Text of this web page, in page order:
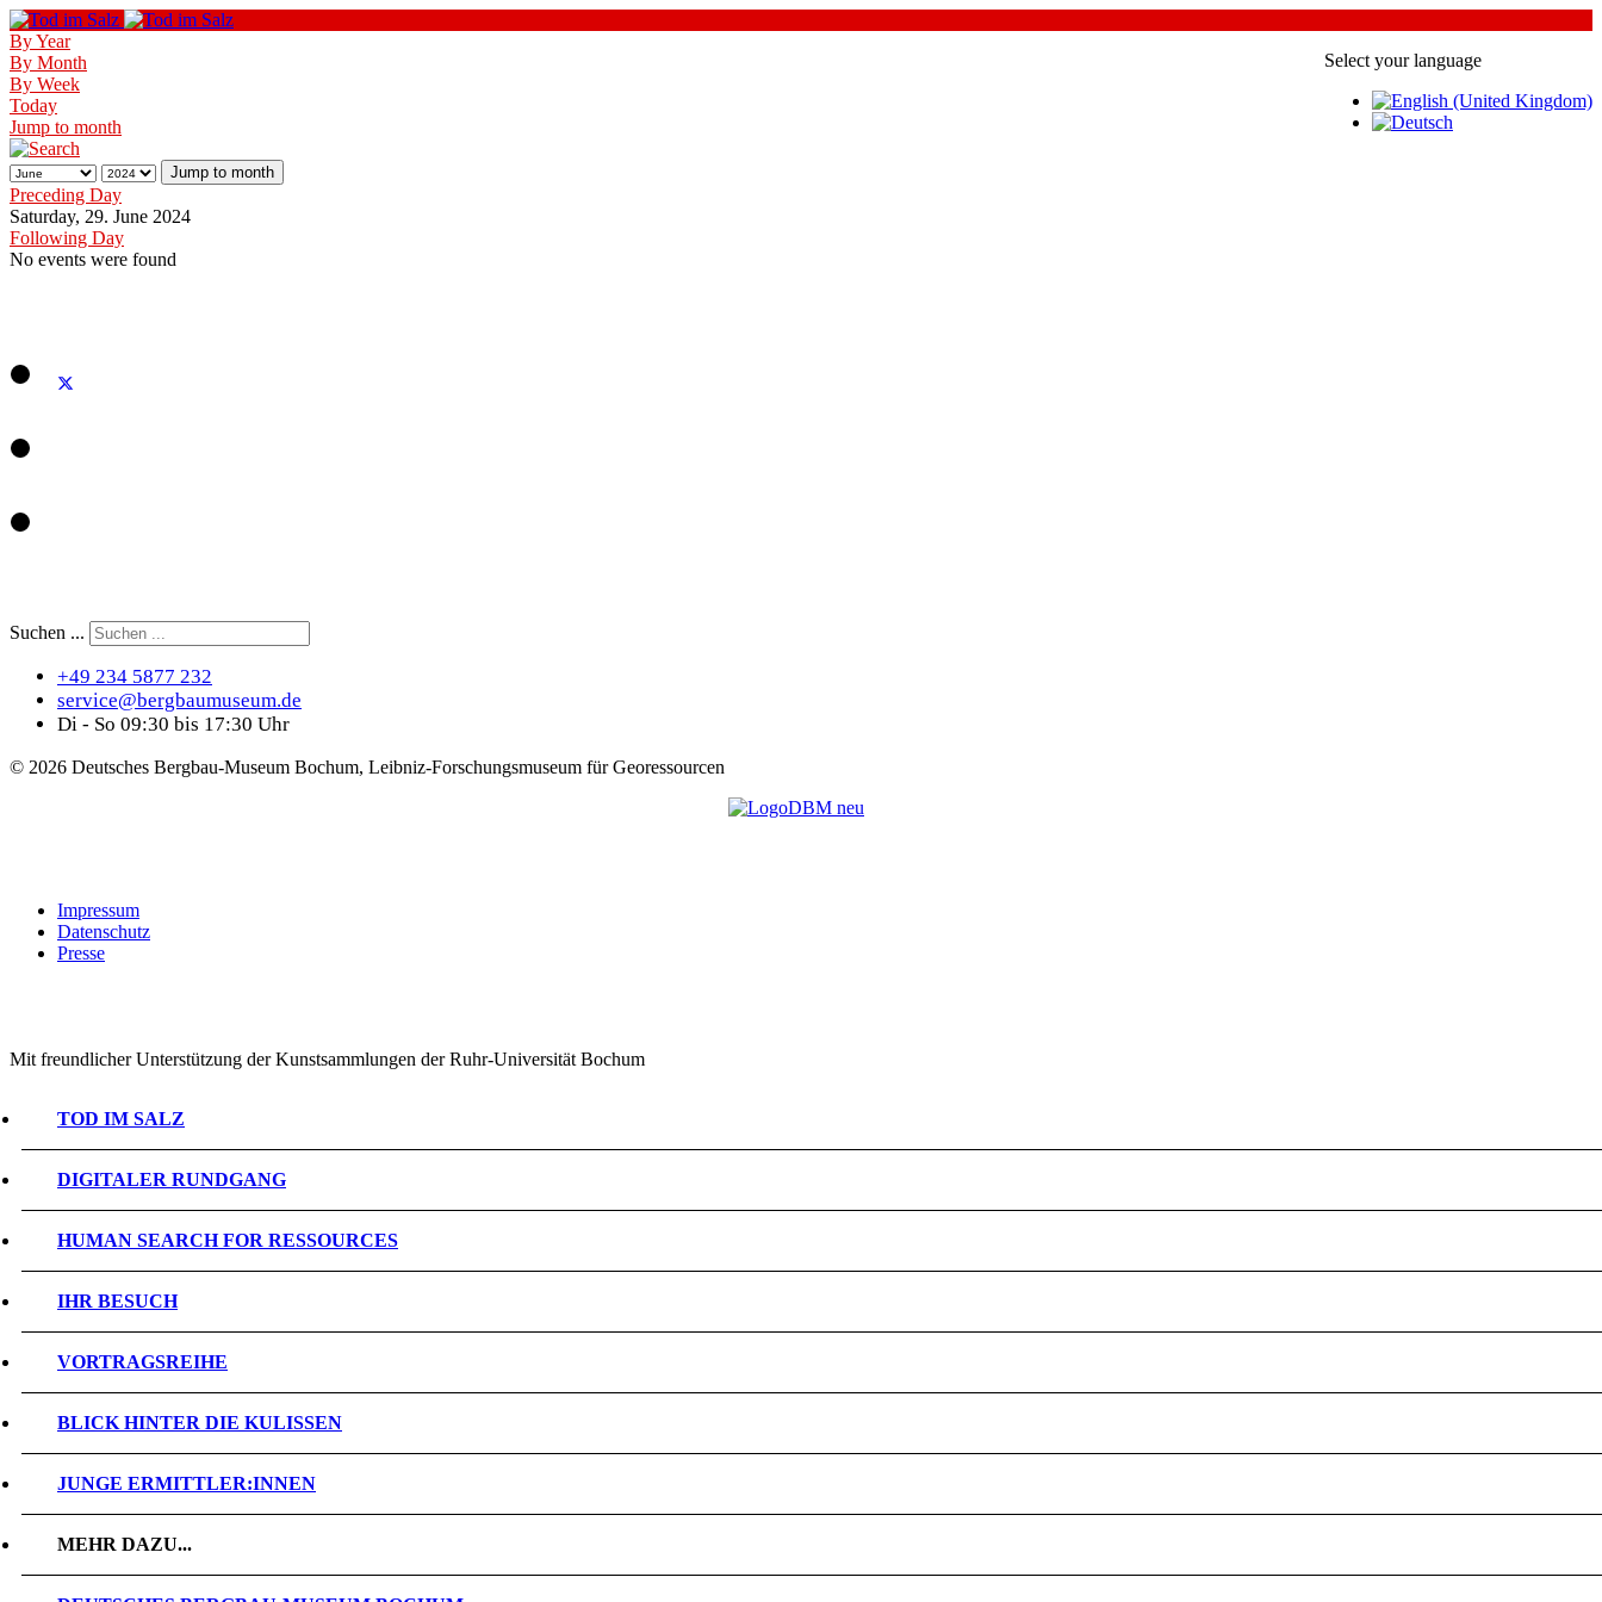
Select your language
By Year
By Month
By Week
Today
Jump to month
Jump to month
Preceding Day
Saturday, 29. June 2024
Following Day
No events were found
Suchen ...
+49 234 5877 232
service@bergbaumuseum.de
Di - So 09:30 bis 17:30 Uhr
© 2026 Deutsches Bergbau-Museum Bochum, Leibniz-Forschungsmuseum für Georessourcen
Impressum
Datenschutz
Presse
Mit freundlicher Unterstützung der Kunstsammlungen der Ruhr-Universität Bochum
TOD IM SALZ
DIGITALER RUNDGANG
HUMAN SEARCH FOR RESSOURCES
IHR BESUCH
VORTRAGSREIHE
BLICK HINTER DIE KULISSEN
JUNGE ERMITTLER:INNEN
MEHR DAZU...